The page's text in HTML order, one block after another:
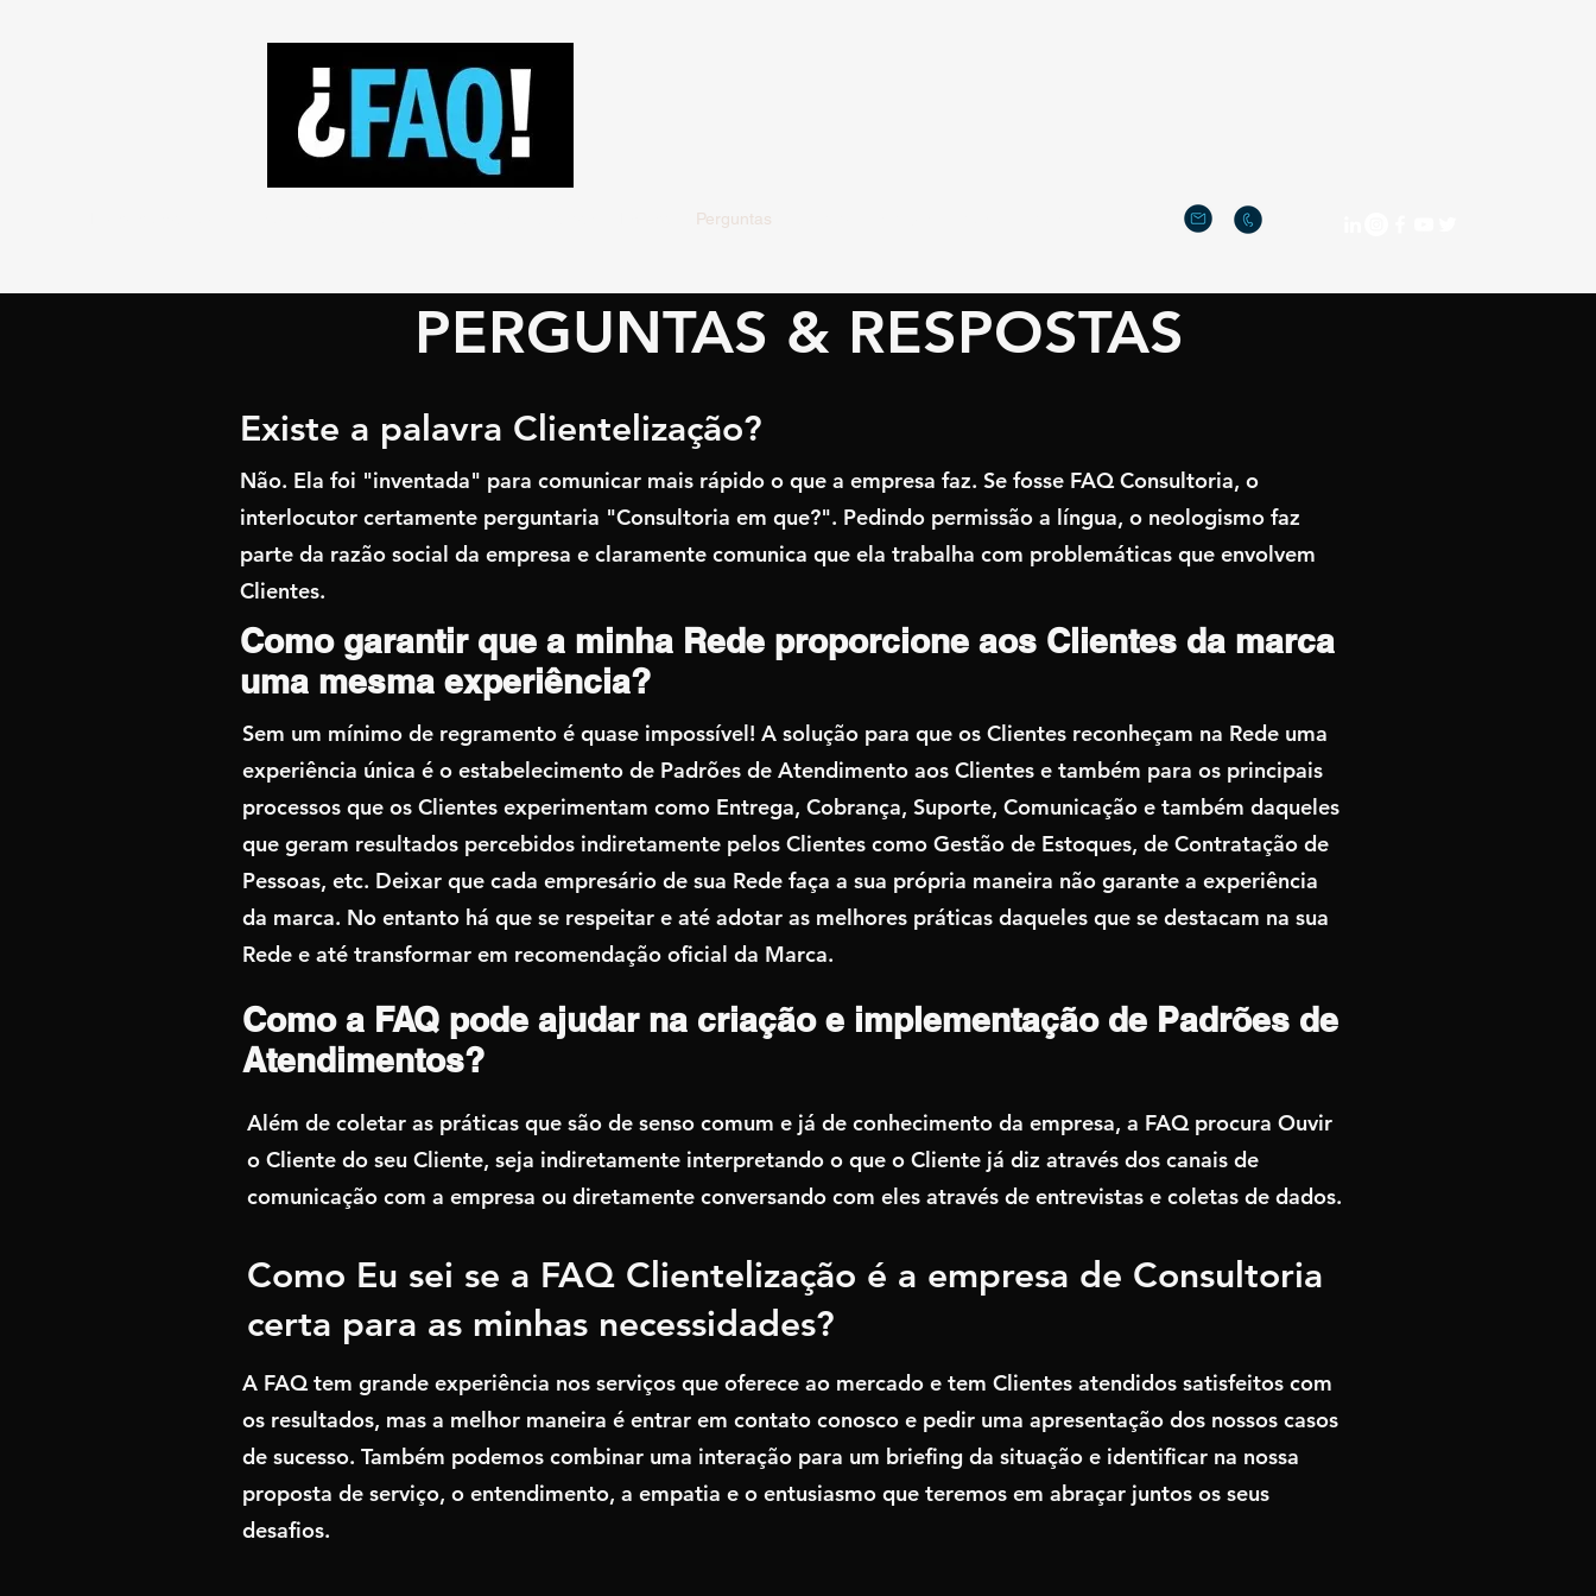
Perguntas
PERGUNTAS & RESPOSTAS
Existe a palavra Clientelização?
Não. Ela foi "inventada" para comunicar mais rápido o que a empresa faz. Se fosse FAQ Consultoria, o
interlocutor certamente perguntaria "Consultoria em que?". Pedindo permissão a língua, o neologismo faz
parte da razão social da empresa e claramente comunica que ela trabalha com problemáticas que envolvem
Clientes.
Como garantir que a minha Rede proporcione aos Clientes da marca
uma mesma experiência?
Sem um mínimo de regramento é quase impossível! A solução para que os Clientes reconheçam na Rede uma
experiência única é o estabelecimento de Padrões de Atendimento aos Clientes e também para os principais
processos que os Clientes experimentam como Entrega, Cobrança, Suporte, Comunicação e também daqueles
que geram resultados percebidos indiretamente pelos Clientes como Gestão de Estoques, de Contratação de
Pessoas, etc. Deixar que cada empresário de sua Rede faça a sua própria maneira não garante a experiência
da marca. No entanto há que se respeitar e até adotar as melhores práticas daqueles que se destacam na sua
Rede e até transformar em recomendação oficial da Marca.
Como a FAQ pode ajudar na criação e implementação de Padrões de
Atendimentos?
Além de coletar as práticas que são de senso comum e já de conhecimento da empresa, a FAQ procura Ouvir
o Cliente do seu Cliente, seja indiretamente interpretando o que o Cliente já diz através dos canais de
comunicação com a empresa ou diretamente conversando com eles através de entrevistas e coletas de dados.
Como Eu sei se a FAQ Clientelização é a empresa de Consultoria
certa para as minhas necessidades?
A FAQ tem grande experiência nos serviços que oferece ao mercado e tem Clientes atendidos satisfeitos com
os resultados, mas a melhor maneira é entrar em contato conosco e pedir uma apresentação dos nossos casos
de sucesso. Também podemos combinar uma interação para um briefing da situação e identificar na nossa
proposta de serviço, o entendimento, a empatia e o entusiasmo que teremos em abraçar juntos os seus
desafios.